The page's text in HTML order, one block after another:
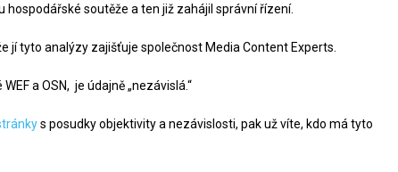
soutěže a ten již zahájil správní řízení.
jí tyto analýzy zajišťuje společnost Media Content Experts.
a OSN, je údajně „nezávislá.“
s posudky objektivity a nezávislosti, pak už víte, kdo má tyto